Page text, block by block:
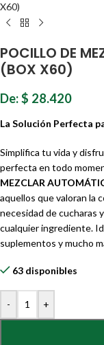
X60)
POCILLO DE
(BOX X60)
De:$ 28.420
La Solución Perfecta
Simplifica tu vida y
perfecta en todo
MEZCLAR
aquellos que valoran la
necesidad de cucharas
cualquier ingrediente.
suplementos y mucho
63 disponibles
- +